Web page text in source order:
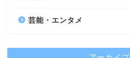
芸能・エンタメ